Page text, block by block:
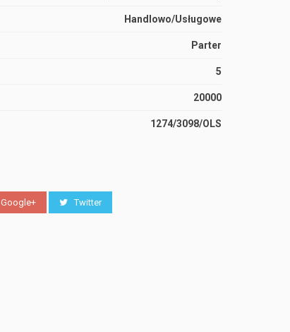
Handlowo/Usługowe
Parter
5
20000
1274/3098/OLS
Google+ Twitter